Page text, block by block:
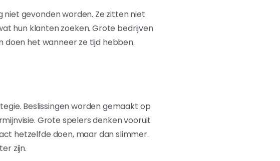
niet gevonden worden. Ze zitten niet
hun klanten zoeken. Grote bedrijven
doen het wanneer ze tijd hebben.
Beslissingen worden gemaakt op
Grote spelers denken vooruit
hetzelfde doen, maar dan slimmer.
zijn.